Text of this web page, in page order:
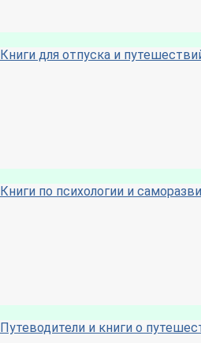
Книги для отпуска и
Книги по психологии и
Путеводители и книги о